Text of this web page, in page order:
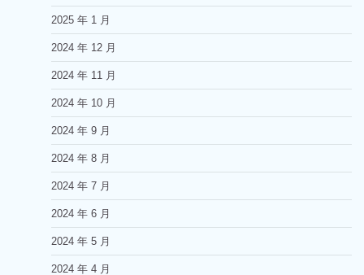
2025 年 1 月
2024 年 12 月
2024 年 11 月
2024 年 10 月
2024 年 9 月
2024 年 8 月
2024 年 7 月
2024 年 6 月
2024 年 5 月
2024 年 4 月